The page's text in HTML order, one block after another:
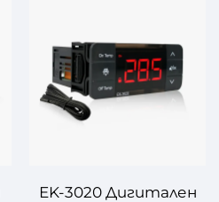
EK-3020 Дигитален